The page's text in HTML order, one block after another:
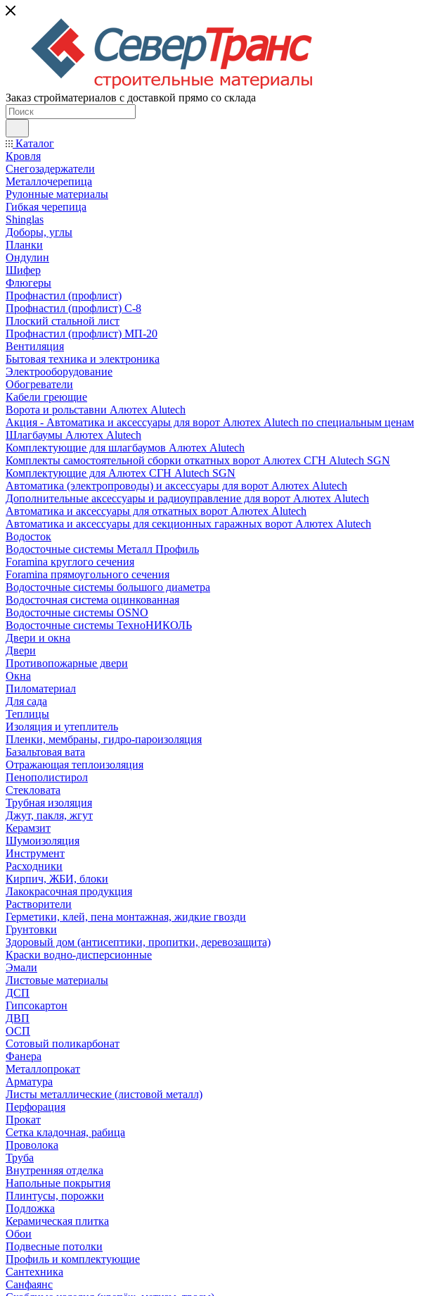
Заказ стройматериалов с доставкой прямо со склада
Каталог
Кровля
Снегозадержатели
Металлочерепица
Рулонные материалы
Гибкая черепица
Shinglas
Доборы, углы
Планки
Ондулин
Шифер
Флюгеры
Профнастил (профлист)
Профнастил (профлист) С-8
Плоский стальной лист
Профнастил (профлист) МП-20
Вентиляция
Бытовая техника и электроника
Электрооборудование
Обогреватели
Кабели греющие
Ворота и рольставни Алютех Alutech
Акция - Автоматика и аксессуары для ворот Алютех Alutech по специальным ценам
Шлагбаумы Алютех Alutech
Комплектующие для шлагбаумов Алютех Alutech
Комплекты самостоятельной сборки откатных ворот Алютех СГН Alutech SGN
Комплектующие для Алютех СГН Alutech SGN
Автоматика (электропроводы) и аксессуары для ворот Алютех Alutech
Дополнительные аксессуары и радиоуправление для ворот Алютех Alutech
Автоматика и аксессуары для откатных ворот Алютех Alutech
Автоматика и аксессуары для секционных гаражных ворот Алютех Alutech
Водосток
Водосточные системы Металл Профиль
Foramina круглого сечения
Foramina прямоугольного сечения
Водосточные системы большого диаметра
Водосточная система оцинкованная
Водосточные системы OSNO
Водосточные системы ТехноНИКОЛЬ
Двери и окна
Двери
Противопожарные двери
Окна
Пиломатериал
Для сада
Теплицы
Изоляция и утеплитель
Пленки, мембраны, гидро-пароизоляция
Базальтовая вата
Отражающая теплоизоляция
Пенополистирол
Стекловата
Трубная изоляция
Джут, пакля, жгут
Керамзит
Шумоизоляция
Инструмент
Расходники
Кирпич, ЖБИ, блоки
Лакокрасочная продукция
Растворители
Герметики, клей, пена монтажная, жидкие гвозди
Грунтовки
Здоровый дом (антисептики, пропитки, деревозащита)
Краски водно-дисперсионные
Эмали
Листовые материалы
ДСП
Гипсокартон
ДВП
ОСП
Сотовый поликарбонат
Фанера
Металлопрокат
Арматура
Листы металлические (листовой металл)
Перфорация
Прокат
Сетка кладочная, рабица
Проволока
Труба
Внутренняя отделка
Напольные покрытия
Плинтусы, порожки
Подложка
Керамическая плитка
Обои
Подвесные потолки
Профиль и комплектующие
Сантехника
Санфаянс